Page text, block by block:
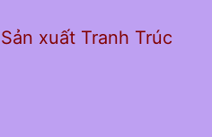
xuất Tranh Trúc